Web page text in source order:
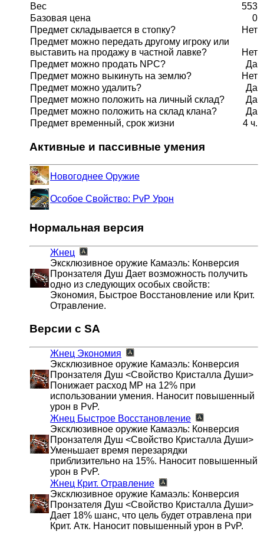
Вес
553
Базовая цена
0
Предмет складывается в стопку?
Нет
Предмет можно передать другому игроку или
выставить на продажу в частной лавке?
Нет
Предмет можно продать NPC?
Да
Предмет можно выкинуть на землю?
Нет
Предмет можно удалить?
Да
Предмет можно положить на личный склад?
Да
Предмет можно положить на склад клана?
Да
Предмет временный, срок жизни
4 ч.
Активные и пассивные умения
Новогоднее Оружие
Особое Свойство: PvP Урон
Нормальная версия
Жнец
Эксклюзивное оружие Камаэль: Конверсия
Пронзателя Душ Дает возможность получить
одно из следующих особых свойств:
Экономия, Быстрое Восстановление или Крит.
Отравление.
Версии с SA
Жнец Экономия
Эксклюзивное оружие Камаэль: Конверсия
Пронзателя Душ <Свойство Кристалла Души>
Понижает расход MP на 12% при
использовании умения. Наносит повышенный
урон в PvP.
Жнец Быстрое Восстановление
Эксклюзивное оружие Камаэль: Конверсия
Пронзателя Душ <Свойство Кристалла Души>
Уменьшает время перезарядки
приблизительно на 15%. Наносит повышенный
урон в PvP.
Жнец Крит. Отравление
Эксклюзивное оружие Камаэль: Конверсия
Пронзателя Душ <Свойство Кристалла Души>
Дает 18% шанс, что цель будет отравлена при
Крит. Атк. Наносит повышенный урон в PvP.